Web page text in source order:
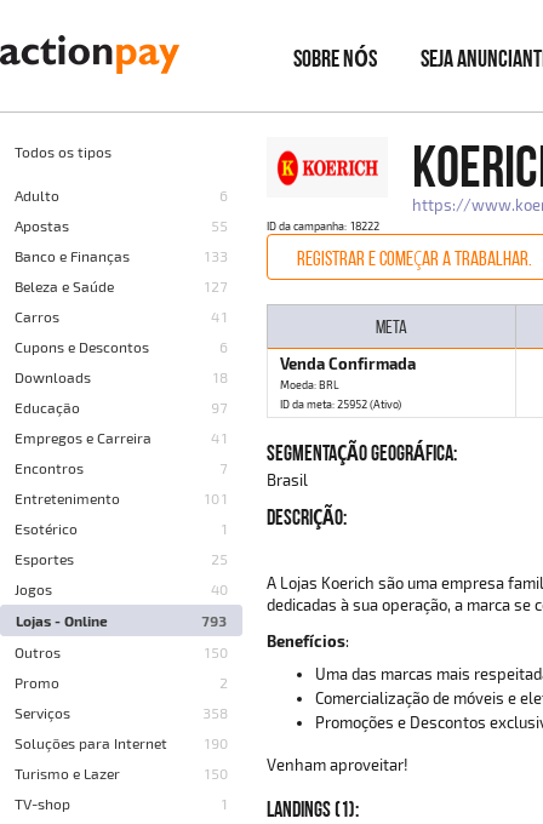
SOBRE NÓS SEJA
Todos os tipos
Adulto
6
Apostas
55
Banco e Finanças
133
Beleza e Saúde
127
Carros
41
Cupons e Descontos
6
Downloads
18
Educação
97
Empregos e Carreira
41
Encontros
7
Entretenimento
101
Esotérico
1
Esportes
25
Jogos
40
Lojas - Online
793
Outros
150
Promo
2
Serviços
358
Soluções para Internet
190
Turismo e Lazer
150
TV-shop
1
https://
ID da campanha: 18222
REGISTRAR E COMEÇAR A TRABALHAR.
META
Venda Confirmada
Moeda: BRL
ID da meta: 25952 (Ativo)
SEGMENTAÇÃO GEOGRÁFICA:
Brasil
DESCRIÇÃO:
A Lojas Koerich são uma empresa
dedicadas à sua operação, a marca
Benefícios:
Uma das marcas mais
Comercialização de móveis e
Promoções e Descontos
Venham aproveitar!
LANDINGS (1):